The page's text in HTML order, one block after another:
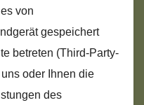
von
gespeichert
betreten (Third-Party-
oder Ihnen die
des